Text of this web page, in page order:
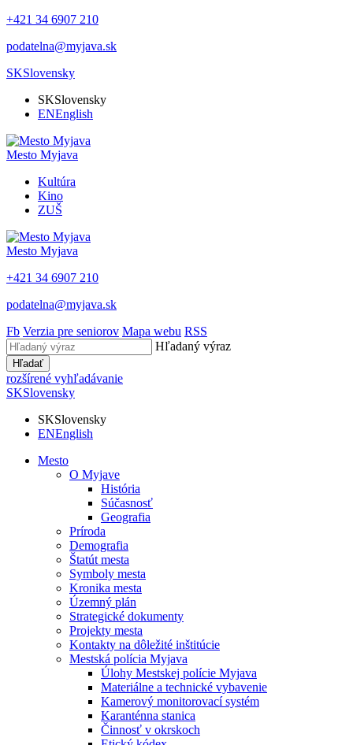
+421 34 6907 210
podatelna@myjava.sk
SKSlovensky
SKSlovensky
ENEnglish
Mesto Myjava
Kultúra
Kino
ZUŠ
Mesto Myjava
+421 34 6907 210
podatelna@myjava.sk
Fb Verzia pre seniorov Mapa webu RSS
Hľadaný výraz
Hľadať
rozšírené vyhľadávanie
SKSlovensky
SKSlovensky
ENEnglish
Mesto
O Myjave
História
Súčasnosť
Geografia
Príroda
Demografia
Štatút mesta
Symboly mesta
Kronika mesta
Územný plán
Strategické dokumenty
Projekty mesta
Kontakty na dôležité inštitúcie
Mestská polícia Myjava
Úlohy Mestskej polície Myjava
Materiálne a technické vybavenie
Kamerový monitorovací systém
Karanténna stanica
Činnosť v okrskoch